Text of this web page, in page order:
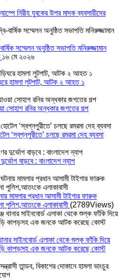
নিরীহ যুবকের উপর মাদক ব্যবসায়ীদের
সম্মেলন অনুষ্ঠিত সভাপতি মনিরুজ্জামান
১৬ মে ২০২৬
হামলা লুটপাট, আটক ২ আহত ১
সোহাগ রনির অন্ধকার জগতের গল্প
‘স্বপ্নপুরীতে’ চলছে রমরমা দেহ ব্যবসা
বাড়বে : বাংলাদেশ ন্যাপ
মামলার প্রধান আসামী টাইগার ফারুক
পুলিশ,আতংকে এলাকাবাসী (2789Views)
সাইনবোর্ড এলাকা থেকে শুল্ক ফাঁকি দিয়ে
কাপড়সহ এক জনকে আটক করেছে কোস্ট